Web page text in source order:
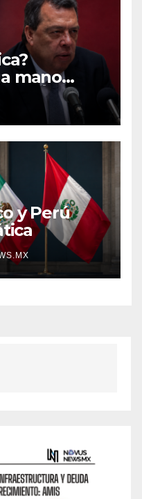
mano
de Ángel
y Perú